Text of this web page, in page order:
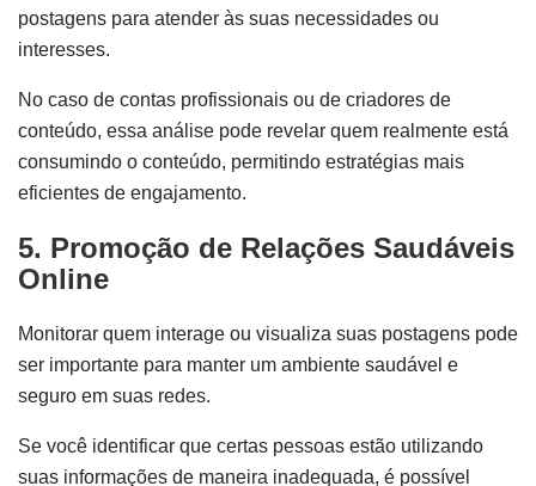
postagens para atender às suas necessidades ou
interesses.
No caso de contas profissionais ou de criadores de
conteúdo, essa análise pode revelar quem realmente está
consumindo o conteúdo, permitindo estratégias mais
eficientes de engajamento.
5. Promoção de Relações Saudáveis
Online
Monitorar quem interage ou visualiza suas postagens pode
ser importante para manter um ambiente saudável e
seguro em suas redes.
Se você identificar que certas pessoas estão utilizando
suas informações de maneira inadequada, é possível